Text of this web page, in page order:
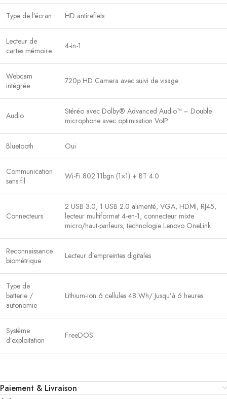
Type de l’écran HD antireflets
Lecteur de
cartes mémoire
4-in-1
Webcam
intégrée
720p HD Camera avec suivi de visage
Audio
Stéréo avec Dolby® Advanced Audio™ – Double
microphone avec optimisation VoIP
Bluetooth Oui
Communication
sans fil
Wi-Fi 802.11bgn (1×1) + BT 4.0
Connecteurs
2 USB 3.0, 1 USB 2.0 alimenté, VGA, HDMI, RJ45,
lecteur multiformat 4-en-1, connecteur mixte
micro/haut-parleurs, technologie Lenovo OneLink
Reconnaissance
biométrique
Lecteur d’empreintes digitales
Type de
batterie /
autonomie
Lithium-ion 6 cellules 48 Wh/ Jusqu’à 6 heures
Système
d’exploitation
FreeDOS
Paiement & Livraison